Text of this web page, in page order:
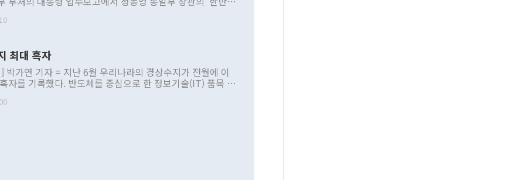
부 내 조율을 거치지 않은 사안을 정책으로 추진하겠다고 공
근거한 비현실적 구상'이라는 비판을 내놨다. 그동안 정 장
관련 발언이 물의를 빚은 적은 여러 번 있지만 대통령과 유
공개적으로 부정적 입장을 표명한 것은 이례적이다. 정 장
북 접근법과 월권을 제어해야 한다는 목소리도 높아지고 있
최대 흑자
박가연 기자 = 지난 6월 우리나라의 경상수지가 전월에 이
자를 기록했다. 반도체를 중심으로 한 정보기술(IT) 품목 수
르